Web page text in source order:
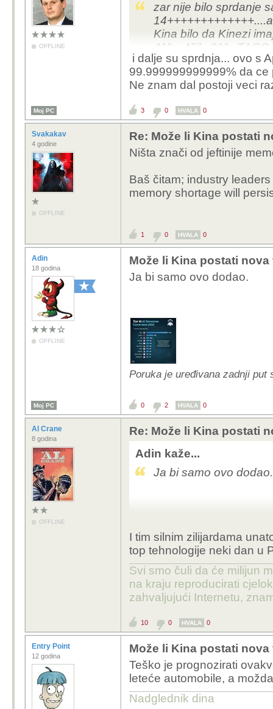
OFFLINE
zar nije bilo sprdanje
Kina bilo da Kinezi
nevirovati...u ime
života na poziv
nego da se
i dalje su sprdnja... ovo s
99.999999999999% da ce
Ne znam dal postoji veci
Moj PC 3 0 HVALA 0
Svakakav
4 godine
OFFLINE
Re: Može li Kina postati
Ništa znači od jeftinije
Baš čitam; industry
memory shortage will
1 0 HVALA 0
Adin
18 godina
OFFLINE
Može li Kina postati
Ja bi samo ovo dodao.
Poruka je uređivana zadnji put
Moj PC 0 2 HVALA 0
Al Crane
8 godina
OFFLINE
Re: Može li Kina postati
Adin kaže...
Ja bi samo ovo dodao.
I tim silnim zilijardama
top tehnologije neki dan u
Svi smo čuli da će milijun
na kraju reproducirati
zahvaljujući Internetu,
10 0 HVALA 0
Entry Point
12 godina
Može li Kina postati
Teško je prognozirati
leteće automobile, a
Nadglednik dina